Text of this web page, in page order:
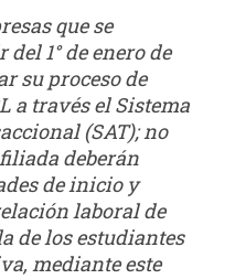
que se
1° de enero de
su proceso de
a través el Sistema
(SAT); no
deberán
de inicio y
laboral de
de los estudiantes
medianteeste